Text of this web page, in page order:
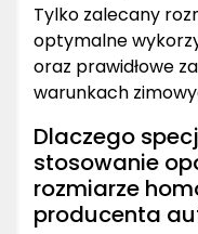
Tylko zalecany
optymalne
oraz prawidłowe
warunkach
Dlaczego
stosowanie
rozmiarze
producenta